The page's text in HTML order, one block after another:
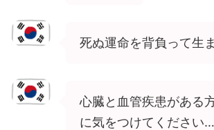
死ぬ運命を背負って生
心臓と血管疾患がある
に気をつけてください